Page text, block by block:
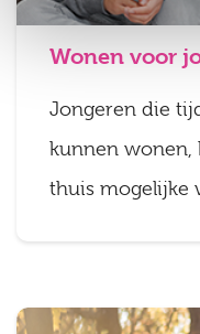
Wonen voor
Jongeren die
kunnen wonen,
thuis mogelijke